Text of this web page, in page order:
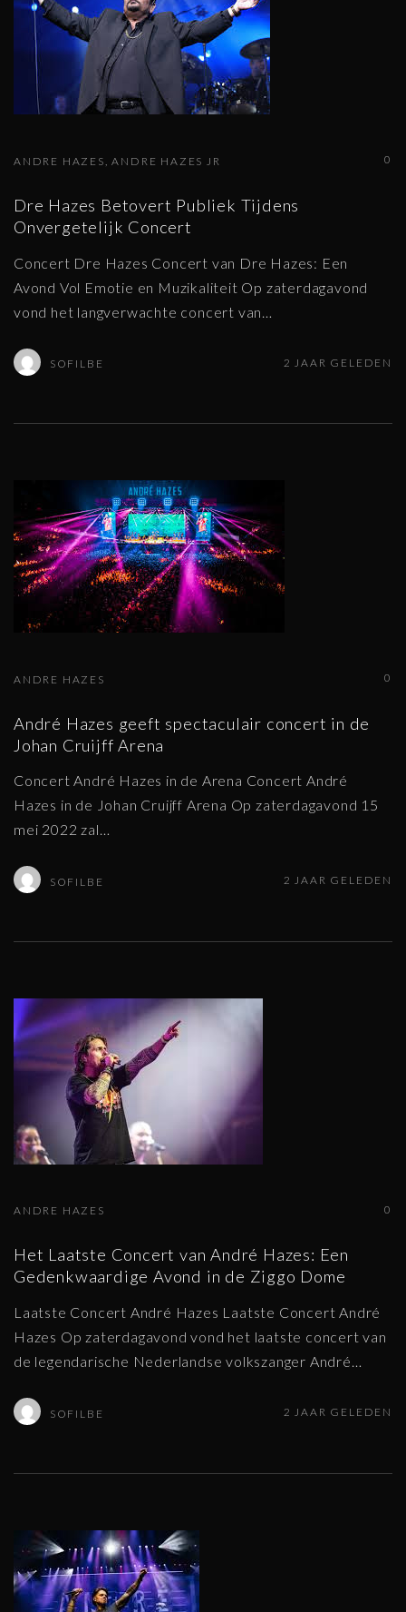
0
ANDRE HAZES ANDRE HAZES JR
Dre Hazes Betovert Publiek Tijdens
Onvergetelijk Concert
Concert Dre Hazes Concert van Dre Hazes: Een
Avond Vol Emotie en Muzikaliteit Op zaterdagavond
vond het langverwachte concert van
SOFILBE 2 JAAR GELEDEN
0
ANDRE HAZES
André Hazes geeft spectaculair concert in de
Johan Cruijff Arena
Concert André Hazes in de Arena Concert André
Hazes in de Johan Cruijff Arena Op zaterdagavond 15
mei 2022 zal…
SOFILBE 2 JAAR GELEDEN
0
ANDRE HAZES
Het Laatste Concert van André Hazes: Een
Gedenkwaardige Avond in de Ziggo Dome
Laatste Concert André Hazes Laatste Concert André
Hazes Op zaterdagavond vond het laatste concert van
de legendarische Nederlandse volkszanger André…
SOFILBE 2 JAAR GELEDEN